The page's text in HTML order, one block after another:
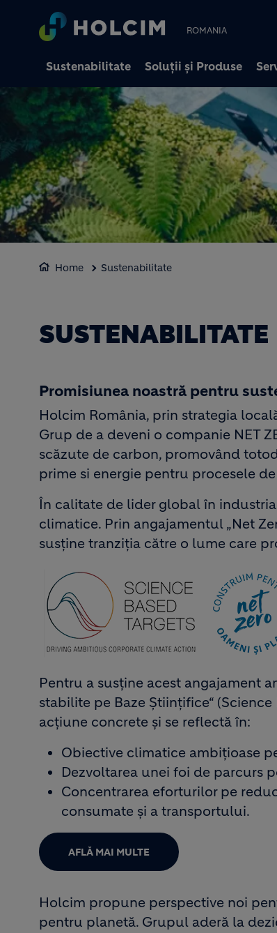
ROMANIA
Sustenabilitate Soluții și Produse
Home Sustenabilitate
SUSTENABILITATE
Promisiunea noastră pentru
Holcim România, prin strategia
Grup de a deveni o companie NET
scăzute de carbon, promovând
prime si energie pentru procesele
În calitate de lider global în
climatice. Prin angajamentul „Net
susține tranziția către o lume care
Image
Pentru a susține acest angajament
stabilite pe Baze Științifice“
acțiune concrete și se reflectă în:
Obiective climatice ambițioase
Dezvoltarea unei foi de parcurs
Concentrarea eforturilor pe
consumate și a transportului.
AFLĂ MAI MULTE
Holcim propune perspective noi
pentru planetă. Grupul aderă la